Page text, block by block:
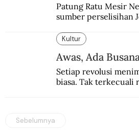
Patung Ratu Mesir
sumber perselisihan
Kultur
Awas, Ada
Setiap revolusi
biasa. Tak terkecuali
Sebelumnya